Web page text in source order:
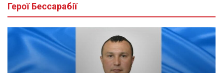
Герої Бессарабії